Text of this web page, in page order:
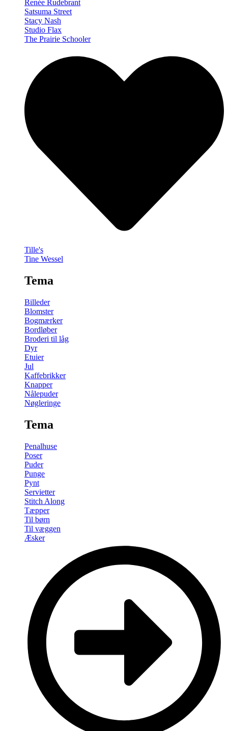
Renée Rudebrant
Satsuma Street
Stacy Nash
Studio Flax
The Prairie Schooler
Tille's
Tine Wessel
Tema
Billeder
Blomster
Bogmærker
Bordløber
Broderi til låg
Dyr
Etuier
Jul
Kaffebrikker
Knapper
Nålepuder
Nøgleringe
Tema
Penalhuse
Poser
Puder
Punge
Pynt
Servietter
Stitch Along
Tæpper
Til børn
Til væggen
Æsker